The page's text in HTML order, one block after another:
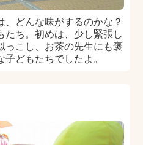
、どんな味がするのかな？
たち。初めは、少し緊張し
っこし、お茶の先生にも褒
どもたちでしたよ。